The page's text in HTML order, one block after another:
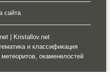
сайта
| Kristallov.net
и классификация
окаменелостей